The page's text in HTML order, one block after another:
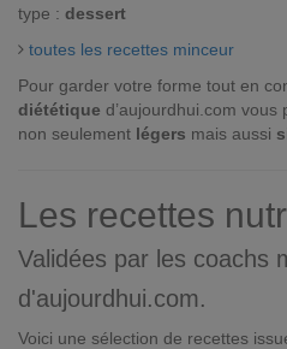
type : dessert
toutes les recettes minceur
Pour garder votre forme tout en
diététique d’aujourdhui.com vous
non seulement légers mais aussi
Les recettes
Validées par les coachs
d'aujourdhui.com.
Voici une sélection de recettes